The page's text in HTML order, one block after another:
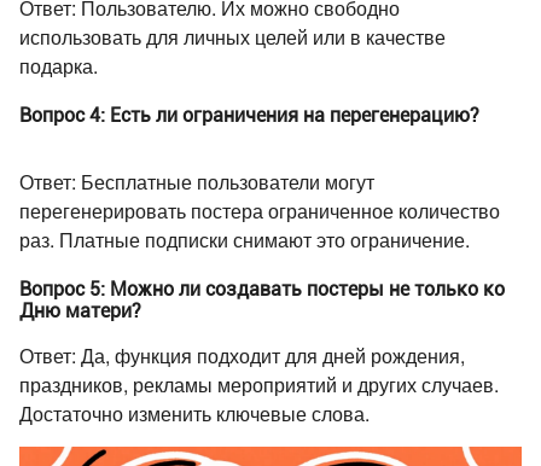
Ответ: Пользователю. Их можно свободно
использовать для личных целей или в качестве
подарка.
Вопрос 4: Есть ли ограничения на перегенерацию?
Ответ: Бесплатные пользователи могут
перегенерировать постера ограниченное количество
раз. Платные подписки снимают это ограничение.
Вопрос 5: Можно ли создавать постеры не только ко
Дню матери?
Ответ: Да, функция подходит для дней рождения,
праздников, рекламы мероприятий и других случаев.
Достаточно изменить ключевые слова.